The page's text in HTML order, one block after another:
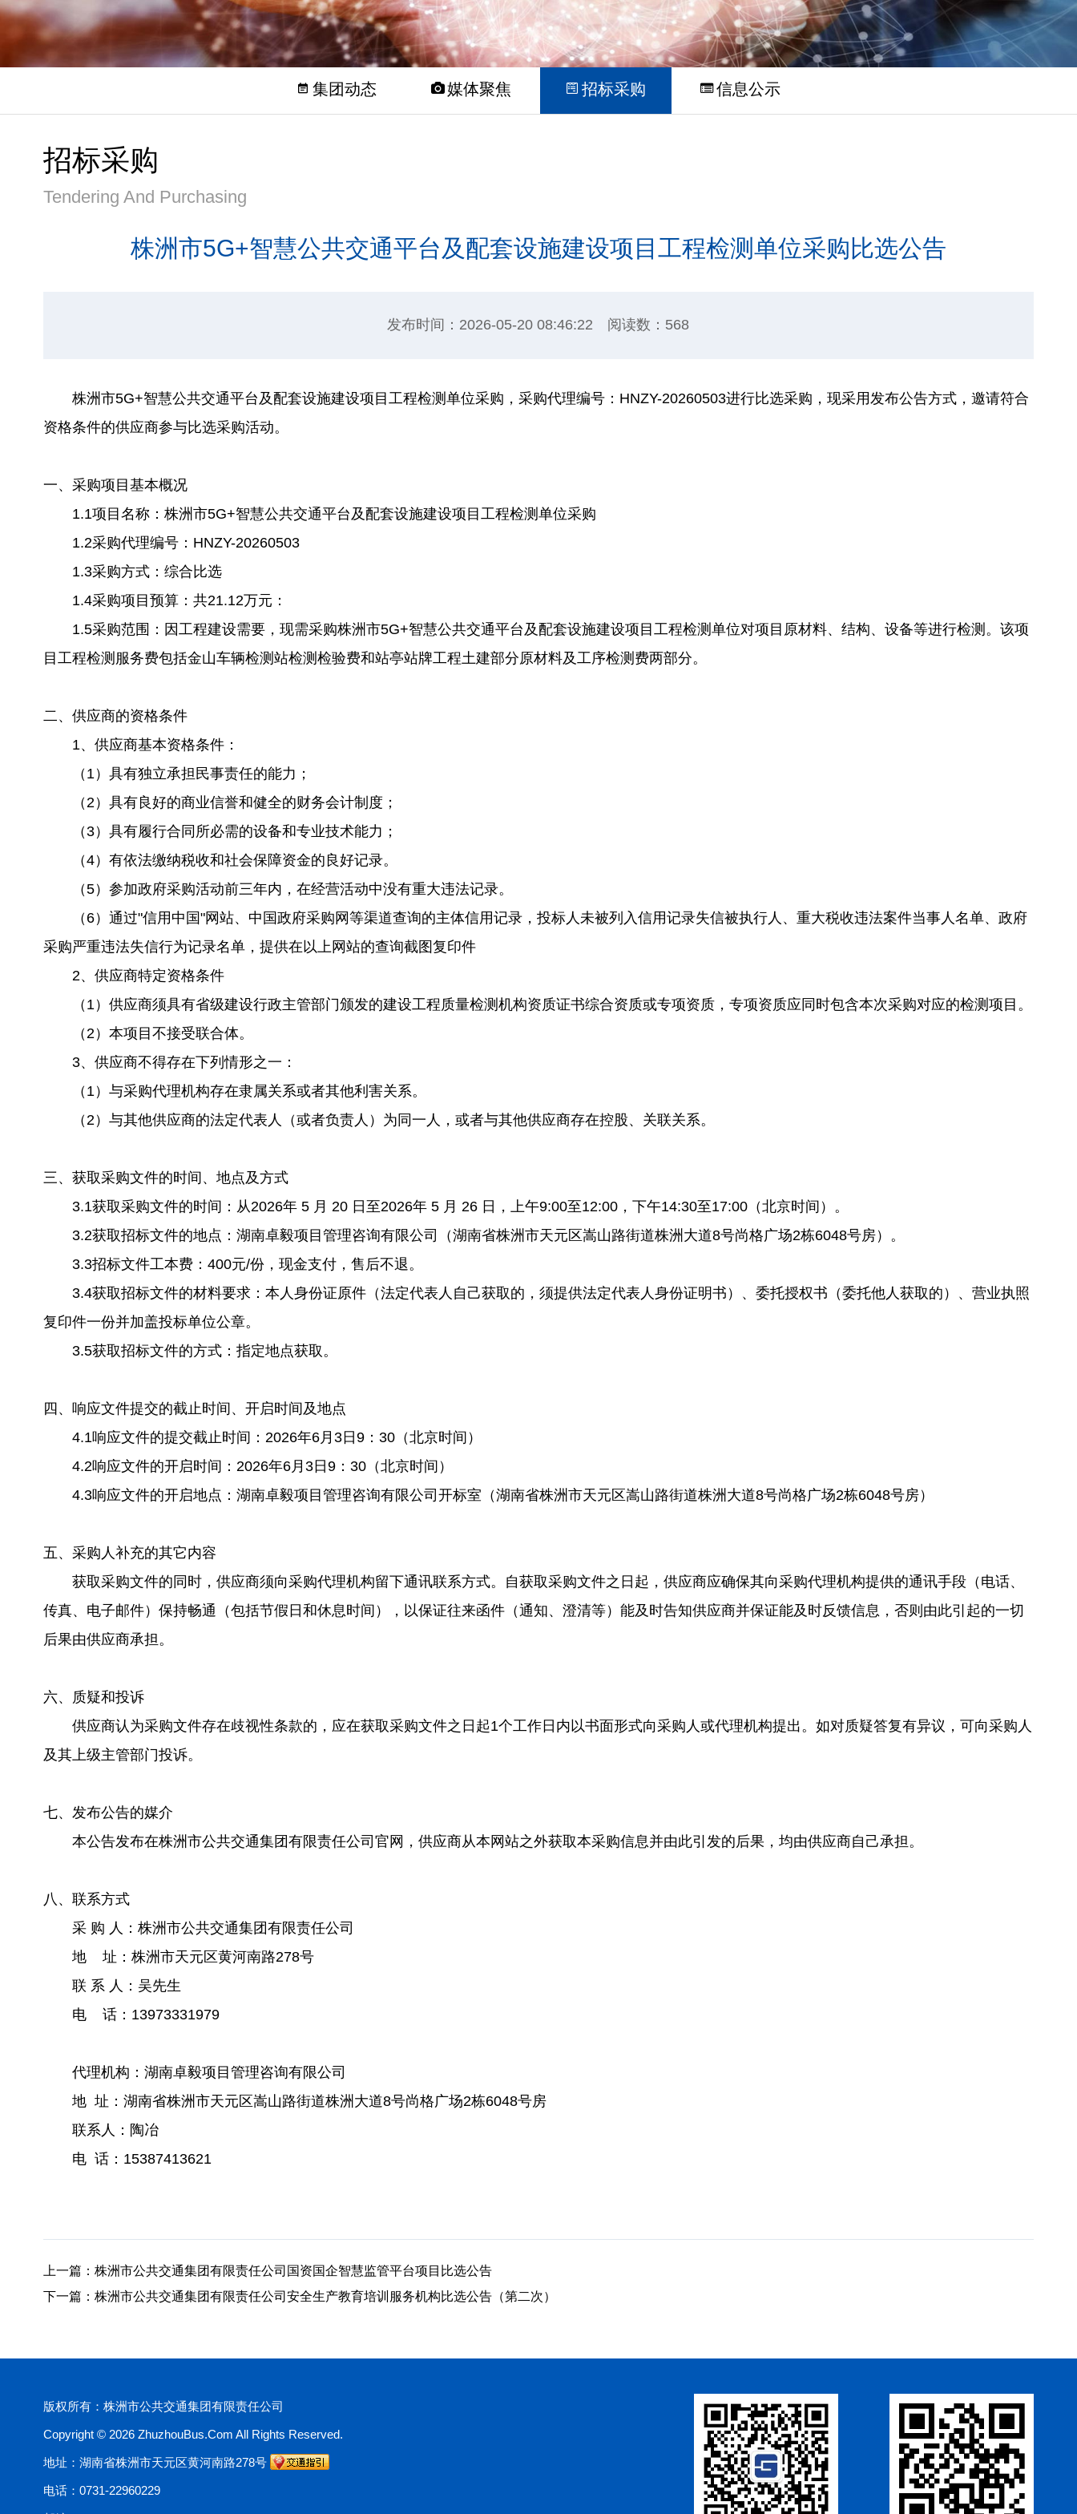
集团动态 媒体聚焦 招标采购 信息公示
招标采购
Tendering And Purchasing
株洲市5G+智慧公共交通平台及配套设施建设项目工程检测单位采购比选公告
发布时间：2026-05-20 08:46:22 阅读数：568
株洲市5G+智慧公共交通平台及配套设施建设项目工程检测单位采购，采购代理编号：HNZY-20260503进行比选采购，现采用发布公告方式，邀请符合
资格条件的供应商参与比选采购活动。
一、采购项目基本概况
1.1项目名称：株洲市5G+智慧公共交通平台及配套设施建设项目工程检测单位采购
1.2采购代理编号：HNZY-20260503
1.3采购方式：综合比选
1.4采购项目预算：共21.12万元：
1.5采购范围：因工程建设需要，现需采购株洲市5G+智慧公共交通平台及配套设施建设项目工程检测单位对项目原材料、结构、设备等进行检测。该项
目工程检测服务费包括金山车辆检测站检测检验费和站亭站牌工程土建部分原材料及工序检测费两部分。
二、供应商的资格条件
1、供应商基本资格条件：
（1）具有独立承担民事责任的能力；
（2）具有良好的商业信誉和健全的财务会计制度；
（3）具有履行合同所必需的设备和专业技术能力；
（4）有依法缴纳税收和社会保障资金的良好记录。
（5）参加政府采购活动前三年内，在经营活动中没有重大违法记录。
（6）通过"信用中国"网站、中国政府采购网等渠道查询的主体信用记录，投标人未被列入信用记录失信被执行人、重大税收违法案件当事人名单、政府
采购严重违法失信行为记录名单，提供在以上网站的查询截图复印件
2、供应商特定资格条件
（1）供应商须具有省级建设行政主管部门颁发的建设工程质量检测机构资质证书综合资质或专项资质，专项资质应同时包含本次采购对应的检测项目。
（2）本项目不接受联合体。
3、供应商不得存在下列情形之一：
（1）与采购代理机构存在隶属关系或者其他利害关系。
（2）与其他供应商的法定代表人（或者负责人）为同一人，或者与其他供应商存在控股、关联关系。
三、获取采购文件的时间、地点及方式
3.1获取采购文件的时间：从2026年 5 月 20 日至2026年 5 月 26 日，上午9:00至12:00，下午14:30至17:00（北京时间）。
3.2获取招标文件的地点：湖南卓毅项目管理咨询有限公司（湖南省株洲市天元区嵩山路街道株洲大道8号尚格广场2栋6048号房）。
3.3招标文件工本费：400元/份，现金支付，售后不退。
3.4获取招标文件的材料要求：本人身份证原件（法定代表人自己获取的，须提供法定代表人身份证明书）、委托授权书（委托他人获取的）、营业执照
复印件一份并加盖投标单位公章。
3.5获取招标文件的方式：指定地点获取。
四、响应文件提交的截止时间、开启时间及地点
4.1响应文件的提交截止时间：2026年6月3日9：30（北京时间）
4.2响应文件的开启时间：2026年6月3日9：30（北京时间）
4.3响应文件的开启地点：湖南卓毅项目管理咨询有限公司开标室（湖南省株洲市天元区嵩山路街道株洲大道8号尚格广场2栋6048号房）
五、采购人补充的其它内容
获取采购文件的同时，供应商须向采购代理机构留下通讯联系方式。自获取采购文件之日起，供应商应确保其向采购代理机构提供的通讯手段（电话、
传真、电子邮件）保持畅通（包括节假日和休息时间），以保证往来函件（通知、澄清等）能及时告知供应商并保证能及时反馈信息，否则由此引起的一切
后果由供应商承担。
六、质疑和投诉
供应商认为采购文件存在歧视性条款的，应在获取采购文件之日起1个工作日内以书面形式向采购人或代理机构提出。如对质疑答复有异议，可向采购人
及其上级主管部门投诉。
七、发布公告的媒介
本公告发布在株洲市公共交通集团有限责任公司官网，供应商从本网站之外获取本采购信息并由此引发的后果，均由供应商自己承担。
八、联系方式
采 购 人：株洲市公共交通集团有限责任公司
地 址：株洲市天元区黄河南路278号
联 系 人：吴先生
电 话：13973331979
代理机构：湖南卓毅项目管理咨询有限公司
地 址：湖南省株洲市天元区嵩山路街道株洲大道8号尚格广场2栋6048号房
联系人：陶冶
电 话：15387413621
上一篇： 株洲市公共交通集团有限责任公司国资国企智慧监管平台项目比选公告
下一篇： 株洲市公共交通集团有限责任公司安全生产教育培训服务机构比选公告（第二次）
版权所有：株洲市公共交通集团有限责任公司
Copyright © 2026 ZhuzhouBus.Com All Rights Reserved.
地址：湖南省株洲市天元区黄河南路278号
电话：0731-22960229